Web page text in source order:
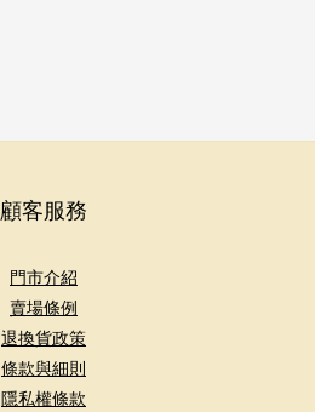
顧客服務
門市介紹
賣場條例
退換貨政策
條款與細則
隱私權條款